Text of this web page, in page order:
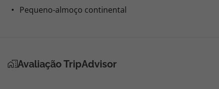
Pequeno-almoço continental
Avaliação TripAdvisor